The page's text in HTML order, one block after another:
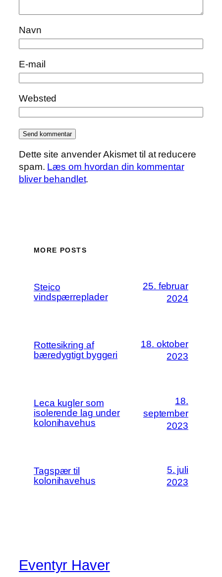
Navn
E-mail
Websted
Dette site anvender Akismet til at reducere
spam. Læs om hvordan din kommentar
bliver behandlet.
MORE POSTS
Steico
vindspærreplader
25. februar
2024
Rottesikring af
bæredygtigt byggeri
18. oktober
2023
Leca kugler som
isolerende lag under
kolonihavehus
18.
september
2023
Tagspær til
kolonihavehus
5. juli
2023
Eventyr Haver